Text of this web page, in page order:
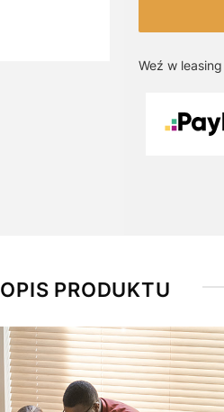
Weź w leasing
OPIS PRODUKTU